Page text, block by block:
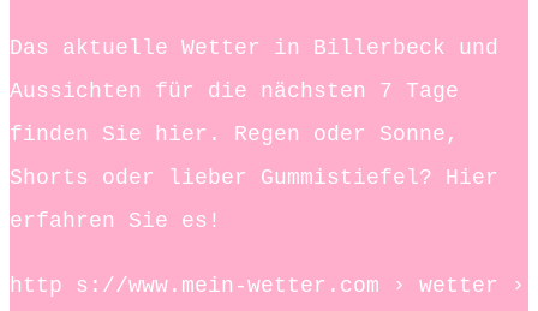
Das aktuelle Wetter in Billerbeck und
Aussichten für die nächsten 7 Tage
finden Sie hier. Regen oder Sonne,
Shorts oder lieber Gummistiefel? Hier
erfahren Sie es!
http s://www.mein-wetter.com › wetter ›